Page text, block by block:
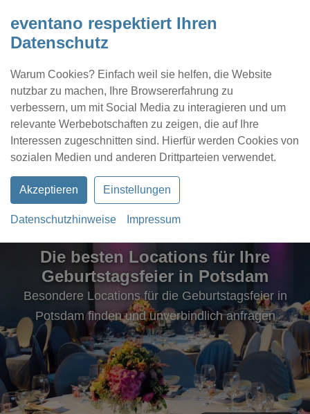
eventano respektiert Ihren
Datenschutz
Warum Cookies? Einfach weil sie helfen, die Website
nutzbar zu machen, Ihre Browsererfahrung zu
verbessern, um mit Social Media zu interagieren und um
relevante Werbebotschaften zu zeigen, die auf Ihre
Interessen zugeschnitten sind. Hierfür werden Cookies von
sozialen Medien und anderen Drittparteien verwendet.
Akzeptieren Einstellungen
Datenschutzhinweise Impressum
Kontakt Location eintragen Profil
Die besten Locations für Ihre
Geburtstagsfeier in Potsdam
Besondere Locations für die Geburtstagsfeier in
Potsdam finden und unverbindlich anfragen